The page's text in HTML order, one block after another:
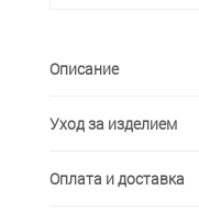
Описание
Уход за изделием
Оплата и доставка